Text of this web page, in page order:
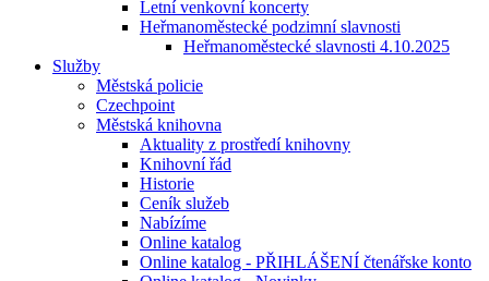
Letní venkovní koncerty
Heřmanoměstecké podzimní slavnosti
Heřmanoměstecké slavnosti 4.10.2025
Služby
Městská policie
Czechpoint
Městská knihovna
Aktuality z prostředí knihovny
Knihovní řád
Historie
Ceník služeb
Nabízíme
Online katalog
Online katalog - PŘIHLÁŠENÍ čtenářske konto